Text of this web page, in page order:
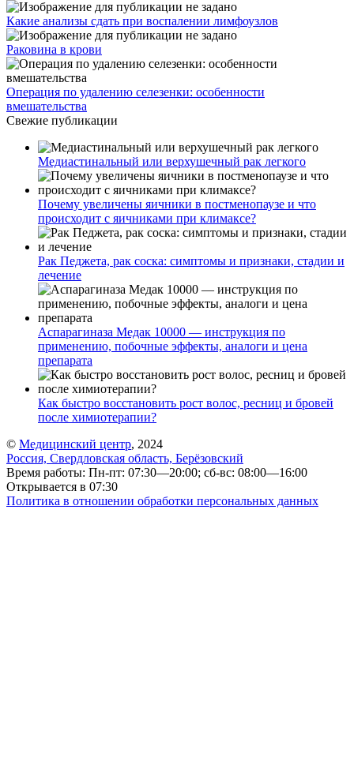
Какие анализы сдать при воспалении лимфоузлов
Раковина в крови
Операция по удалению селезенки: особенности
вмешательства
Свежие публикации
Медиастинальный или верхушечный рак легкого
Почему увеличены яичники в постменопаузе и что
происходит с яичниками при климаксе?
Рак Педжета, рак соска: симптомы и признаки, стадии и
лечение
Аспарагиназа Медак 10000 — инструкция по
применению, побочные эффекты, аналоги и цена
препарата
Как быстро восстановить рост волос, ресниц и бровей
после химиотерапии?
© Медицинский центр, 2024
Россия, Свердловская область, Берёзовский
Время работы: Пн-пт: 07:30—20:00; сб-вс: 08:00—16:00
Открывается в 07:30
Политика в отношении обработки персональных данных